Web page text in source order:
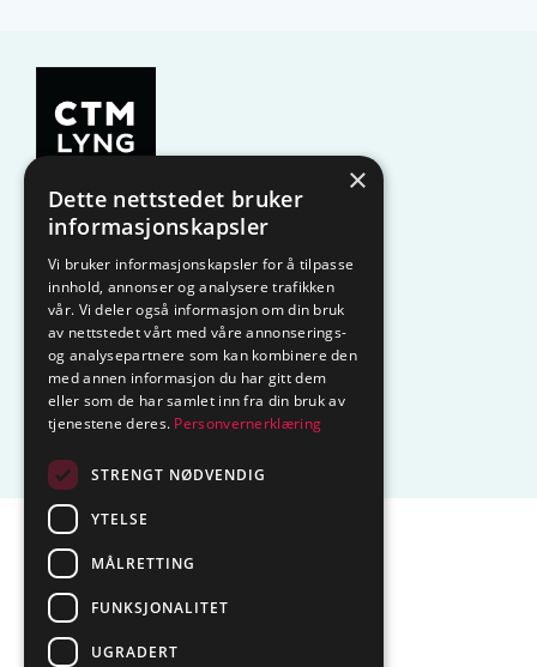
KAMPANJE Komfyrvakt
Belysning Lysstyring
Varmestyring Vannstopp
Frostsikring Smarthus – OP
Centrol
Sentralbord tlf.
Epost:
Org.nr.: NO 936 285 244 MVA
×
Dette nettstedet bruker
informasjonskapsler
Vi bruker informasjonskapsler for å tilpasse
innhold, annonser og analysere trafikken
vår. Vi deler også informasjon om din bruk
av nettstedet vårt med våre annonserings-
og analysepartnere som kan kombinere den
med annen informasjon du har gitt dem
eller som de har samlet inn fra din bruk av
tjenestene deres. Personvernerklæring
STRENGT NØDVENDIG
YTELSE
MÅLRETTING
FUNKSJONALITET
UGRADERT